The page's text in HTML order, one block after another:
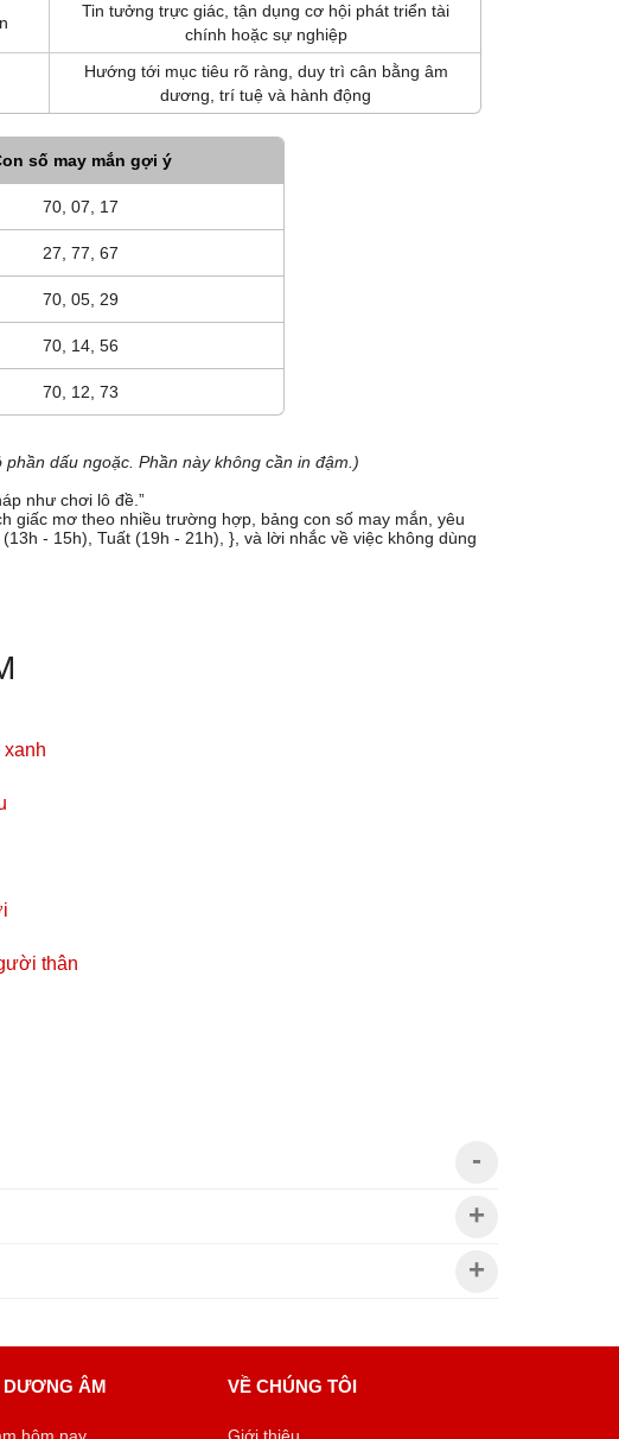
Tin tưởng trực giác, tận dụng cơ hội phát triển tài
chính hoặc sự nghiệp
Hướng tới mục tiêu rõ ràng, duy trì cân bằng âm
dương, trí tuệ và hành động
số may mắn gợi ý
70, 07, 17
27, 77, 67
70, 05, 29
70, 14, 56
70, 12, 73
dấu ngoặc. Phần này không cần in đậm.)
như chơi lô đề.”
giấc mơ theo nhiều trường hợp, bảng con số may mắn, yêu
- 15h), Tuất (19h - 21h), }, và lời nhắc về việc không dùng
xanh
thân
DƯƠNG ÂM VỀ CHÚNG TÔI